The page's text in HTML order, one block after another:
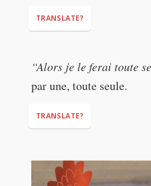
TRANSLATE?
"Not me,"
"Not me,"
“Alors je le ferai toute
par une, toute seule.
TRANSLATE?
(lit: all alone)